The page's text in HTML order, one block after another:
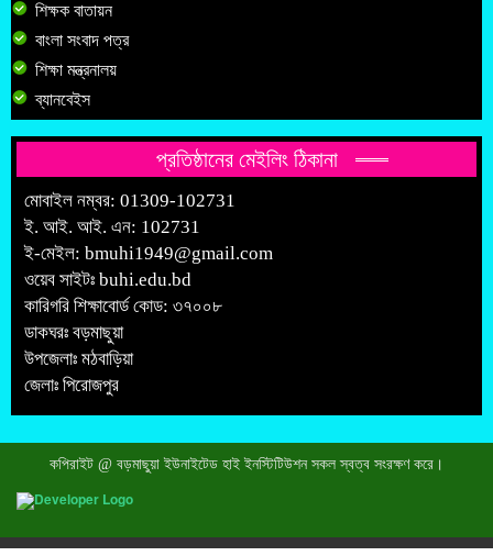
শিক্ষক বাতায়ন
বাংলা সংবাদ পত্র
শিক্ষা মন্ত্রনালয়
ব্যানবেইস
প্রতিষ্ঠানের মেইলিং ঠিকানা
মোবাইল নম্বর: 01309-102731
ই. আই. আই. এন: 102731
ই-মেইল: bmuhi1949@gmail.com
ওয়েব সাইটঃ buhi.edu.bd
কারিগরি শিক্ষাবোর্ড কোড: ৩৭০০৮
ডাকঘরঃ বড়মাছুয়া
উপজেলাঃ মঠবাড়িয়া
জেলাঃ পিরোজপুর
কপিরাইট @ বড়মাছুয়া ইউনাইটেড হাই ইনস্টিটিউশন সকল স্বত্ব সংরক্ষণ করে।